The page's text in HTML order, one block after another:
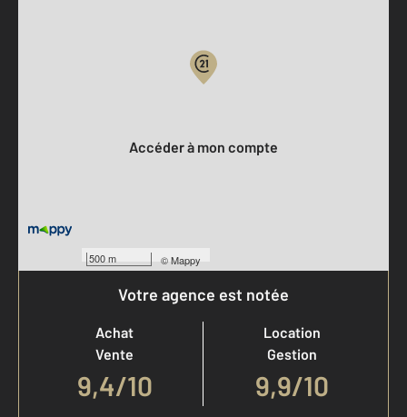
500 m ©Mappy
Accéder à mon compte
Votre agence est notée
Achat
Vente
9,4/10
Location
Gestion
9,9/10